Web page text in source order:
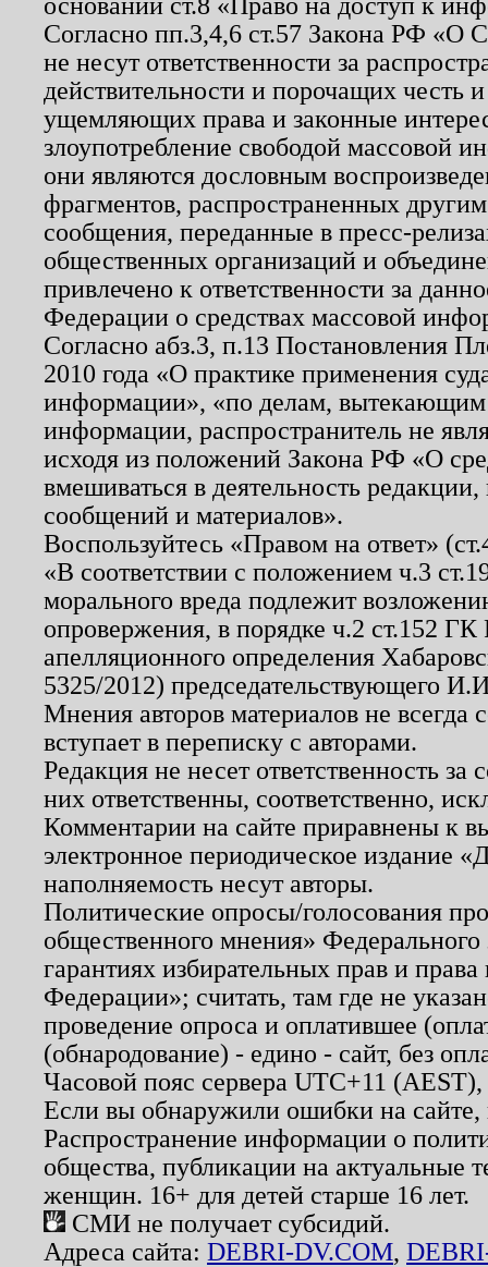
Согласно пп.3,4,6 ст.57 Закона РФ «О
не несут ответственности за
действительности и порочащих честь
ущемляющих права и законные
злоупотребление свободой массовой
они являются дословным
фрагментов, распространенных
сообщения, переданные в пресс-
общественных организаций и
привлечено к ответственности за
Федерации о средствах массовой
Согласно абз.3, п.13 Постановления
2010 года «О практике применения
информации», «по делам, вытекающим
информации, распространитель не
исходя из положений Закона РФ «О
вмешиваться в деятельность
сообщений и материалов».
Воспользуйтесь «Правом на ответ»
«В соответствии с положением ч.3
морального вреда подлежит
опровержения, в порядке ч.2 ст.152
апелляционного определения
5325/2012) председательствующего
Мнения авторов материалов не
вступает в переписку с авторами.
Редакция не несет ответственность
них ответственны, соответственно,
Комментарии на сайте приравнены к
электронное периодическое издание
наполняемость несут авторы.
Политические опросы/голосования
общественного мнения»
гарантиях избирательных прав и
Федерации»; считать, там где не
проведение опроса и оплатившее
(обнародование) - едино - сайт, без
Часовой пояс сервера UTC+11
Если вы обнаружили ошибки на
Распространение информации о
общества, публикации на актуальные
женщин. 16+ для детей старше 16 лет.
СМИ не получает субсидий.
Адреса сайта: DEBRI-DV.COM,